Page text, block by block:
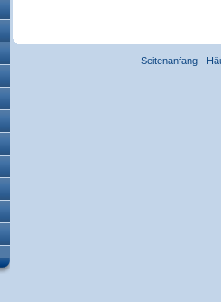
Seitenanfang